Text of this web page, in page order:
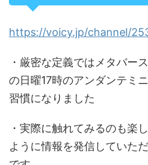
https://voicy.jp/channel/
・厳密な定義ではメタバー
の日曜17時のアンダンテミ
習慣になりました
・実際に触れてみるのも楽
ように情報を発信していた